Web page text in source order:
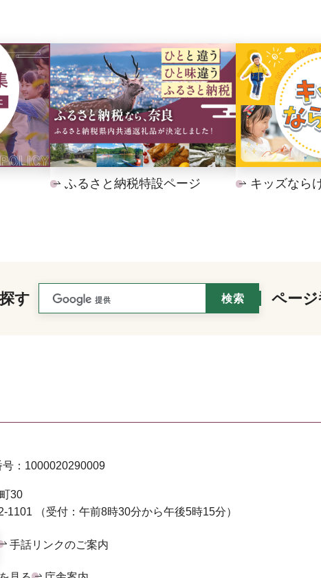
ふるさと納税特設ページ キッズなら
す ペー
： 1000020290009
30
1101 （受付：午前8時30分から午後5時15分）
手話リンクのご案内